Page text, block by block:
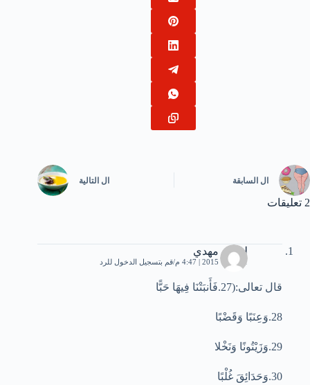
ال السابقة ال التالية
2 تعليقات
لخضر مهدي
1 أكتوبر، 2015 | 4:47 م قم بتسجيل الدخول للرد
قال تعالى:(27.فَأَنبَتْنَا فِيهَا حَبًّا
28.وَعِنَبًا وَقَضْبًا
29.وَزَيْتُونًا وَنَخْلا
30.وَحَدَائِقَ غُلْبًا